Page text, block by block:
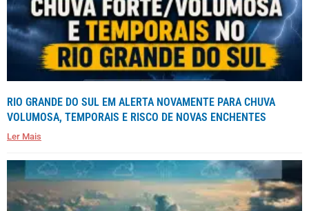
RIO GRANDE DO SUL EM ALERTA NOVAMENTE PARA CHUVA
VOLUMOSA, TEMPORAIS E RISCO DE NOVAS ENCHENTES
Ler Mais